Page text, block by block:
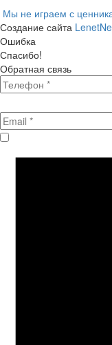
Мы не играем с
Создание сайта
Ошибка
Спасибо!
Обратная связь